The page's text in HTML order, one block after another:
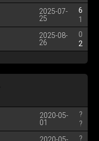
2025-07-
25
6
1
2025-08-
26
0
2
2020-05-
01
?
?
?